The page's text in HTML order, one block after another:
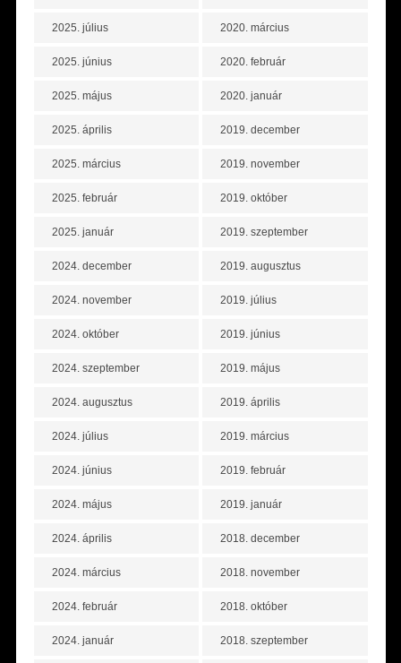
2025. július
2025. június
2025. május
2025. április
2025. március
2025. február
2025. január
2024. december
2024. november
2024. október
2024. szeptember
2024. augusztus
2024. július
2024. június
2024. május
2024. április
2024. március
2024. február
2024. január
2020. március
2020. február
2020. január
2019. december
2019. november
2019. október
2019. szeptember
2019. augusztus
2019. július
2019. június
2019. május
2019. április
2019. március
2019. február
2019. január
2018. december
2018. november
2018. október
2018. szeptember